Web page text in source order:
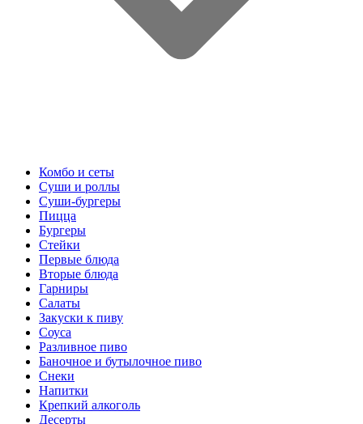
Комбо и сеты
Суши и роллы
Суши-бургеры
Пицца
Бургеры
Стейки
Первые блюда
Вторые блюда
Гарниры
Салаты
Закуски к пиву
Соуса
Разливное пиво
Баночное и бутылочное пиво
Снеки
Напитки
Крепкий алкоголь
Десерты